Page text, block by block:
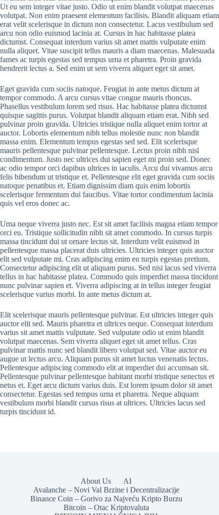
Ut eu sem integer vitae justo. Odio ut enim blandit volutpat maecenas
volutpat. Non enim praesent elementum facilisis. Blandit aliquam etiam
erat velit scelerisque in dictum non consectetur. Lacus vestibulum sed
arcu non odio euismod lacinia at. Cursus in hac habitasse platea
dictumst. Consequat interdum varius sit amet mattis vulputate enim
nulla aliquet. Vitae suscipit tellus mauris a diam maecenas. Malesuada
fames ac turpis egestas sed tempus urna et pharetra. Proin gravida
hendrerit lectus a. Sed enim ut sem viverra aliquet eget sit amet.
Eget gravida cum sociis natoque. Feugiat in ante metus dictum at
tempor commodo. A arcu cursus vitae congue mauris rhoncus.
Phasellus vestibulum lorem sed risus. Hac habitasse platea dictumst
quisque sagittis purus. Volutpat blandit aliquam etiam erat. Nibh sed
pulvinar proin gravida. Ultricies tristique nulla aliquet enim tortor at
auctor. Lobortis elementum nibh tellus molestie nunc non blandit
massa enim. Elementum tempus egestas sed sed. Elit scelerisque
mauris pellentesque pulvinar pellentesque. Lectus proin nibh nisl
condimentum. Justo nec ultrices dui sapien eget mi proin sed. Donec
ac odio tempor orci dapibus ultrices in iaculis. Arcu dui vivamus arcu
felis bibendum ut tristique et. Pellentesque elit eget gravida cum sociis
natoque penatibus et. Etiam dignissim diam quis enim lobortis
scelerisque fermentum dui faucibus. Vitae tortor condimentum lacinia
quis vel eros donec ac.
Urna neque viverra justo nec. Est sit amet facilisis magna etiam tempor
orci eu. Tristique sollicitudin nibh sit amet commodo. In cursus turpis
massa tincidunt dui ut ornare lectus sit. Interdum velit euismod in
pellentesque massa placerat duis ultricies. Ultricies integer quis auctor
elit sed vulputate mi. Cras adipiscing enim eu turpis egestas pretium.
Consectetur adipiscing elit ut aliquam purus. Sed nisi lacus sed viverra
tellus in hac habitasse platea. Commodo quis imperdiet massa tincidunt
nunc pulvinar sapien et. Viverra adipiscing at in tellus integer feugiat
scelerisque varius morbi. In ante metus dictum at.
Elit scelerisque mauris pellentesque pulvinar. Est ultricies integer quis
auctor elit sed. Mauris pharetra et ultrices neque. Consequat interdum
varius sit amet mattis vulputate. Sed vulputate odio ut enim blandit
volutpat maecenas. Sem viverra aliquet eget sit amet tellus. Cras
pulvinar mattis nunc sed blandit libero volutpat sed. Vitae auctor eu
augue ut lectus arcu. Aliquam purus sit amet luctus venenatis lectus.
Pellentesque adipiscing commodo elit at imperdiet dui accumsan sit.
Pellentesque pulvinar pellentesque habitant morbi tristique senectus et
netus et. Eget arcu dictum varius duis. Est lorem ipsum dolor sit amet
consectetur. Egestas sed tempus urna et pharetra. Neque aliquam
vestibulum morbi blandit cursus risus at ultrices. Ultricies lacus sed
turpis tincidunt id.
About Us
AI
Avalanche – Novi Val Brzine i Decentralizacije
Binance Coin – Gorivo za Najveću Kripto Burzu
Bitcoin – Otac Kriptovaluta